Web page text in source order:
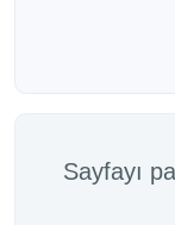
Sayfayı